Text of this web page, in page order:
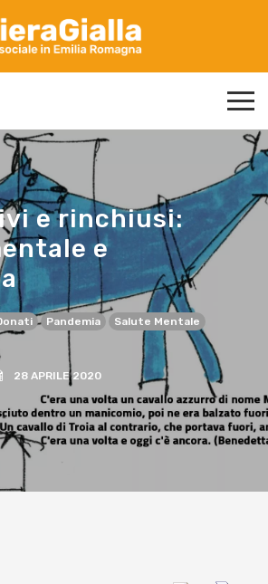
e rinchiusi:
e
Pandemia Salute Mentale
28 APRILE 2020